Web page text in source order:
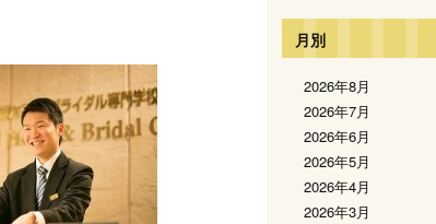
月別
2026年8月
2026年7月
2026年6月
2026年5月
2026年4月
2026年3月